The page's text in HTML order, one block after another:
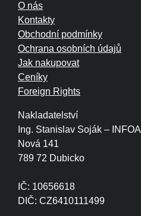
Nakladatelství
Ing. Stanislav Soják – INFOA
Nová 141
789 72 Dubicko
IČ: 10656618
DIČ: CZ6410111499
O nás
Kontakty
Obchodní podmínky
Ochrana osobních údajů
Jak nakupovat
Ceníky
Foreign Rights